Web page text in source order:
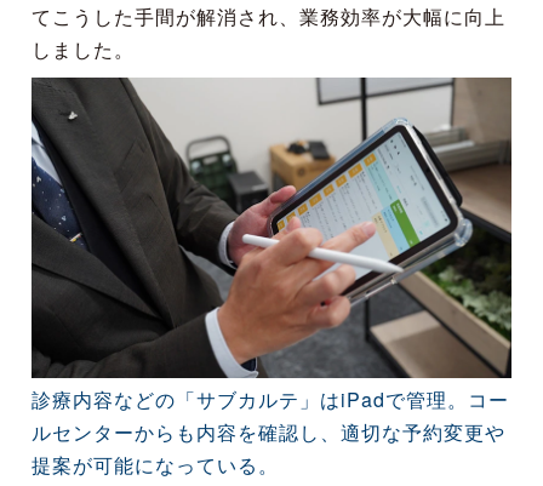
てこうした手間が解消され、業務効率が大幅に向上
しました。
診療内容などの「サブカルテ」はiPadで管理。コー
ルセンターからも内容を確認し、適切な予約変更や
提案が可能になっている。